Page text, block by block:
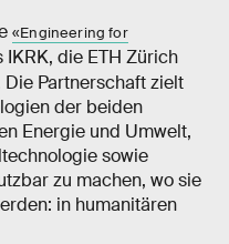
«Engineering for
IKRK, die ETH Zürich
Partnerschaft zielt
der beiden
Energie und Umwelt,
sowie
zu machen, wo sie
in humanitären